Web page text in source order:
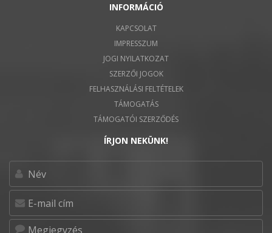
INFORMÁCIÓ
KAPCSOLAT
IMPRESSZUM
JOGI NYILATKOZAT
SZERZŐI JOGOK
FELHASZNÁLÁSI FELTÉTELEK
TÁMOGATÁS
TÁMOGATÓI SZERZŐDÉS
ÍRJON NEKÜNK!